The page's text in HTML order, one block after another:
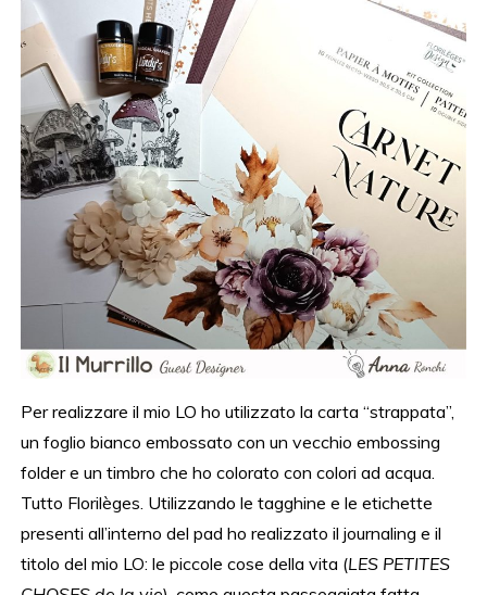
Per realizzare il mio LO ho utilizzato la carta “strappata”,
un foglio bianco embossato con un vecchio embossing
folder e un timbro che ho colorato con colori ad acqua.
Tutto Florilèges. Utilizzando le tagghine e le etichette
presenti all’interno del pad ho realizzato il journaling e il
titolo del mio LO: le piccole cose della vita (LES PETITES